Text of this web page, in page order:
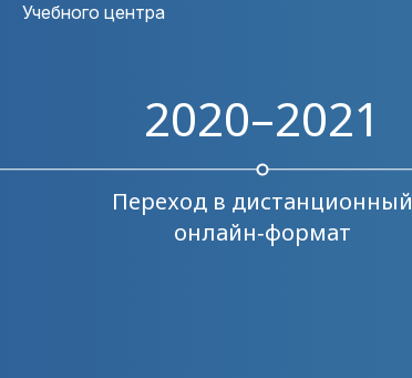
Учебного центра
2020–2021
Переход в дистанционный
онлайн‑формат